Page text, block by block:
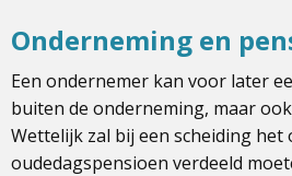
Onderneming en
Een ondernemer kan voor later
buiten de onderneming, maar
Wettelijk zal bij een scheiding het
oudedagspensioen verdeeld